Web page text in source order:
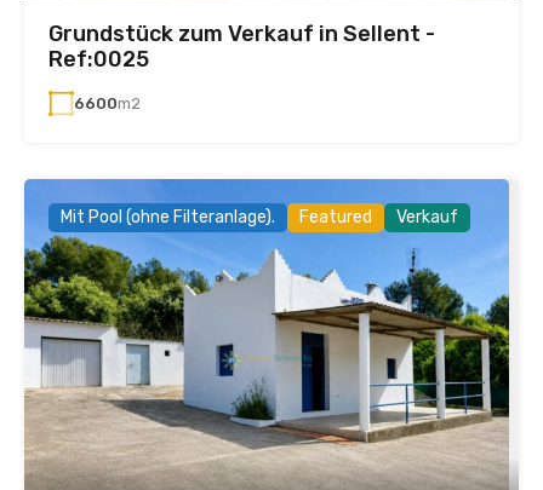
Grundstück zum Verkauf in Sellent -
Ref:0025
6600m2
Mit Pool (ohne Filteranlage). Featured Verkauf